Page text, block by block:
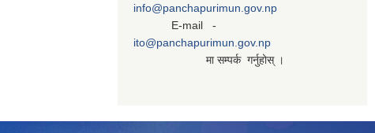
info@panchapurimun.gov.np
E-mail -
ito@panchapurimun.gov.np
मा सम्पर्क गर्नुहोस् ।